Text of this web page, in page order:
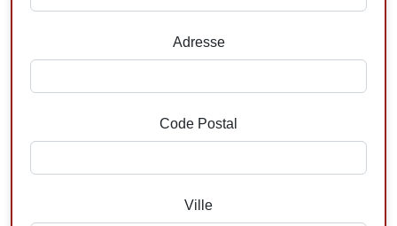
Adresse
Code Postal
Ville